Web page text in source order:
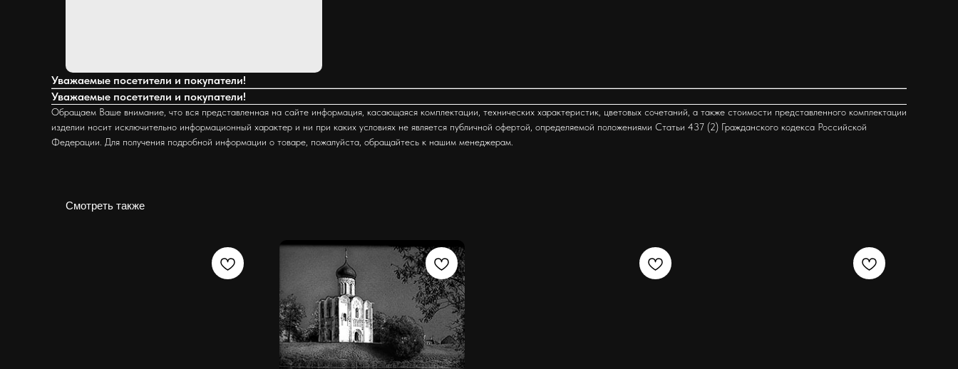
Уважаемые посетители и покупатели!
Уважаемые посетители и покупатели!
Обращаем Ваше внимание, что вся представленная на сайте информация, касающаяся комплектации, технических характеристик, цветовых сочетаний, а также стоимости представленного комплектации
изделии носит исключительно информационный характер и ни при каких условиях не является публичной офертой, определяемой положениями Статьи 437 (2) Гражданского кодекса Российской
Федерации. Для получения подробной информации о товаре, пожалуйста, обращайтесь к нашим менеджерам.
Смотреть также